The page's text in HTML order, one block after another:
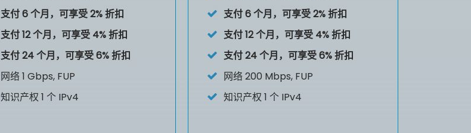
支付 6 个月，可享受 2% 折扣
支付 12 个月，可享受 4% 折扣
支付 24 个月，可享受 6% 折扣
网络 1 Gbps, FUP
知识产权1 个 IPv4
支付 6 个月，可享受 2% 折扣
支付 12 个月，可享受 4% 折扣
支付 24 个月，可享受 6% 折扣
网络 200 Mbps, FUP
知识产权1 个 IPv4